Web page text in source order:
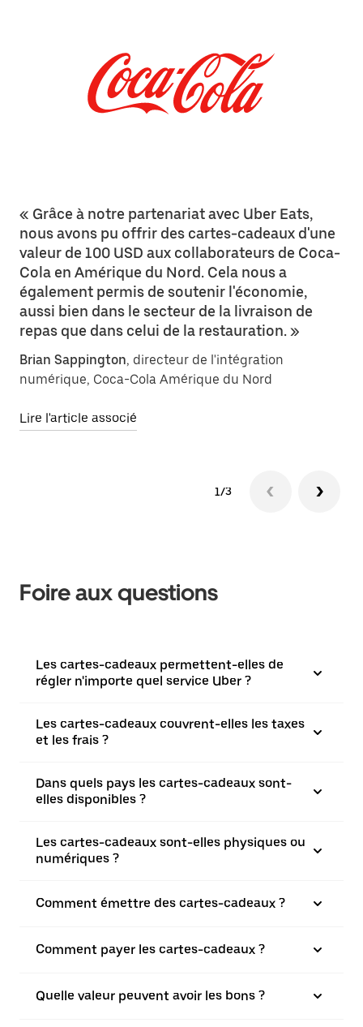
« Grâce à notre partenariat avec Uber Eats,
nous avons pu offrir des cartes-cadeaux d'une
valeur de 100 USD aux collaborateurs de Coca-
Cola en Amérique du Nord. Cela nous a
également permis de soutenir l'économie,
aussi bien dans le secteur de la livraison de
repas que dans celui de la restauration. »
Brian Sappington, directeur de l'intégration
numérique, Coca-Cola Amérique du Nord
Lire l'article associé
1/3
Foire aux questions
Les cartes-cadeaux permettent-elles de
régler n'importe quel service Uber ?
Les cartes-cadeaux couvrent-elles les taxes
et les frais ?
Dans quels pays les cartes-cadeaux sont-
elles disponibles ?
Les cartes-cadeaux sont-elles physiques ou
numériques ?
Comment émettre des cartes-cadeaux ?
Comment payer les cartes-cadeaux ?
Quelle valeur peuvent avoir les bons ?